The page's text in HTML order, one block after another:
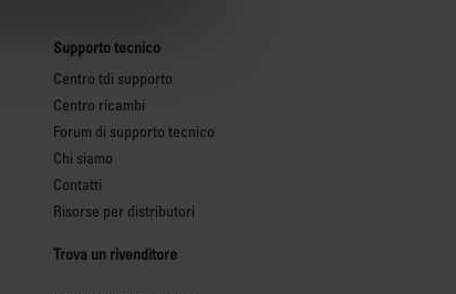
Supporto tecnico
Centro tdi supporto
Centro ricambi
Forum di supporto tecnico
Chi siamo
Contatti
Risorse per distributori
Trova un rivenditore